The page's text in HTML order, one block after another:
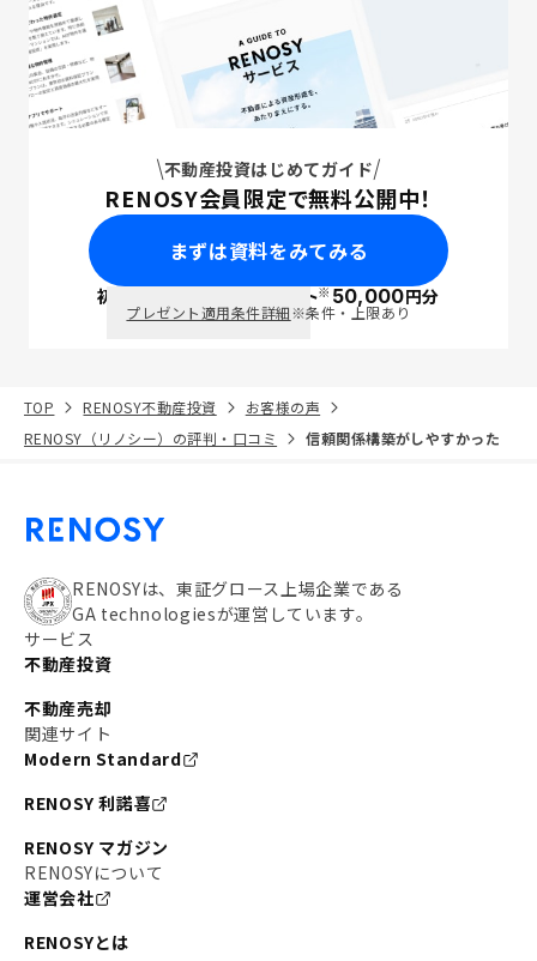
不動産投資はじめてガイド
RENOSY会員限定で無料公開中！
まずは資料をみてみる
初回面談で ポイント※50,000円分
プレゼント適用条件詳細※条件・上限あり
TOP RENOSY不動産投資
お客様の声
RENOSY（リノシー）の評判・口コミ
信頼関係構築がしやすかった
RENOSYは、東証グロース上場企業である
GA technologiesが運営しています。
サービス
不動産投資
不動産売却
関連サイト
Modern Standard
RENOSY 利諾喜
RENOSY マガジン
RENOSYについて
運営会社
RENOSYとは